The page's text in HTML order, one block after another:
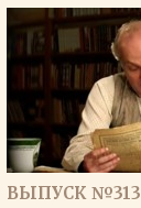
ВЫПУСК №313